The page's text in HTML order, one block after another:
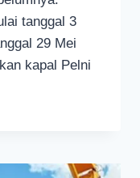
tanggal 3
29 Mei
kapal Pelni